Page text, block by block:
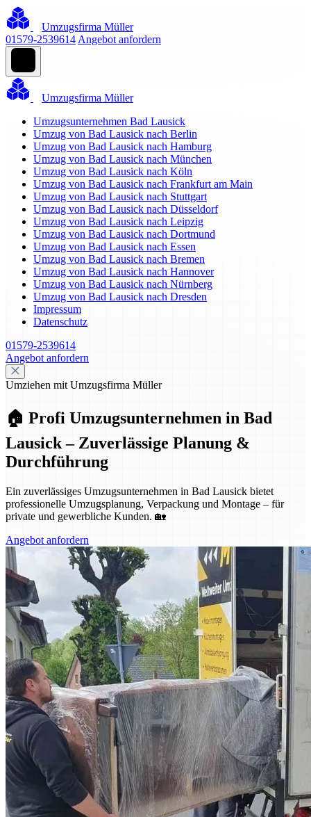
Umzugsfirma Müller
01579-2539614 Angebot anfordern
Umzugsfirma Müller
Umzugsunternehmen Bad Lausick
Umzug von Bad Lausick nach Berlin
Umzug von Bad Lausick nach Hamburg
Umzug von Bad Lausick nach München
Umzug von Bad Lausick nach Köln
Umzug von Bad Lausick nach Frankfurt am Main
Umzug von Bad Lausick nach Stuttgart
Umzug von Bad Lausick nach Düsseldorf
Umzug von Bad Lausick nach Leipzig
Umzug von Bad Lausick nach Dortmund
Umzug von Bad Lausick nach Essen
Umzug von Bad Lausick nach Bremen
Umzug von Bad Lausick nach Hannover
Umzug von Bad Lausick nach Nürnberg
Umzug von Bad Lausick nach Dresden
Impressum
Datenschutz
01579-2539614
Angebot anfordern
Umziehen mit Umzugsfirma Müller
🏠 Profi Umzugsunternehmen in Bad
Lausick – Zuverlässige Planung &
Durchführung
Ein zuverlässiges Umzugsunternehmen in Bad Lausick bietet
professionelle Umzugsplanung, Verpackung und Montage – für
private und gewerbliche Kunden. 🏡
Angebot anfordern